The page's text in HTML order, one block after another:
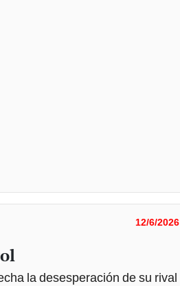
12/6/2026
la desesperación de su rival